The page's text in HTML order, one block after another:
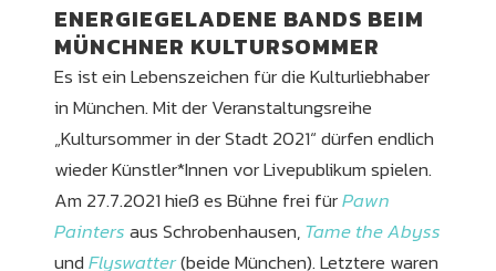
ENERGIEGELADENE BANDS BEIM
MÜNCHNER KULTURSOMMER
Es ist ein Lebenszeichen für die Kulturliebhaber
in München. Mit der Veranstaltungsreihe
„Kultursommer in der Stadt 2021“ dürfen endlich
wieder Künstler*Innen vor Livepublikum spielen.
Am 27.7.2021 hieß es Bühne frei fürPawn
Paintersaus Schrobenhausen,Tame the Abyss
undFlyswatter(beide München). Letztere waren